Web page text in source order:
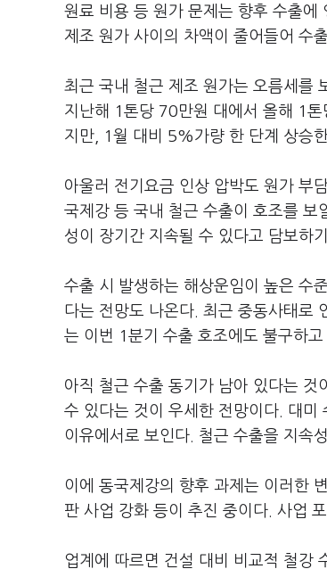
원료 비용 등 원가 문제는 향후 수출에
제조 원가 사이의 차액이 줄어들어 수
최근 국내 철근 제조 원가는 오름세를
지난해 1톤당 70만원 대에서 올해 1
지만, 1월 대비 5%가량 한 단계 상승
아울러 전기요금 인상 압박도 원가 부
국제강 등 국내 철근 수출이 호조를 보
성이 장기간 지속될 수 있다고 담보하
수출 시 발생하는 해상운임이 높은 수
다는 전망도 나온다. 최근 중동사태로
는 이번 1분기 수출 호조에도 불구하
아직 철근 수출 동기가 남아 있다는 것
수 있다는 것이 우세한 전망이다. 대
이유에서로 보인다. 철근 수출을 지속
이에 동국제강의 향후 과제는 이러한
판 사업 강화 등이 추진 중이다. 사업
업계에 따르면 건설 대비 비교적 철강